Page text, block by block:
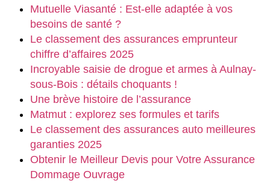
Mutuelle Viasanté : Est-elle adaptée à vos
besoins de santé ?
Le classement des assurances emprunteur
chiffre d’affaires 2025
Incroyable saisie de drogue et armes à Aulnay-
sous-Bois : détails choquants !
Une brève histoire de l’assurance
Matmut : explorez ses formules et tarifs
Le classement des assurances auto meilleures
garanties 2025
Obtenir le Meilleur Devis pour Votre Assurance
Dommage Ouvrage